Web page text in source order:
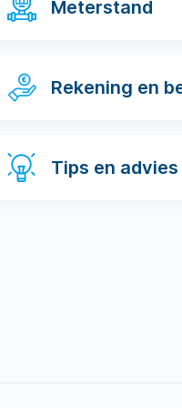
Meterstand
Rekening en
Tips en advies